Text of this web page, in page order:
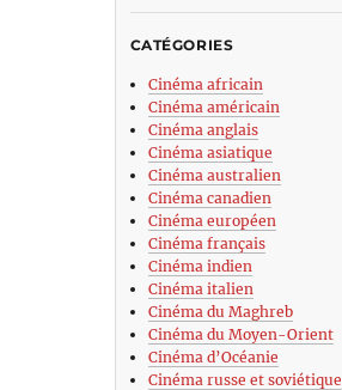
CATÉGORIES
Cinéma africain
Cinéma américain
Cinéma anglais
Cinéma asiatique
Cinéma australien
Cinéma canadien
Cinéma européen
Cinéma français
Cinéma indien
Cinéma italien
Cinéma du Maghreb
Cinéma du Moyen-Orient
Cinéma d’Océanie
Cinéma russe et soviétique